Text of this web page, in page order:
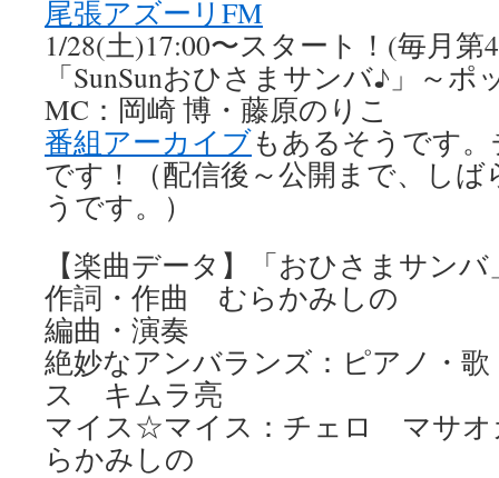
尾張アズーリFM
1/28(土)17:00〜スタート！(毎月第
「SunSunおひさまサンバ♪」～ポ
MC：岡崎 博・藤原のりこ
番組アーカイブもあるそうです
です！（配信後～公開まで、し
うです。）
【楽曲データ】「おひさまサンバ
作詞・作曲 むらかみしの
編曲・演奏
絶妙なアンバランズ：ピアノ・
ス キムラ亮
マイス☆マイス：チェロ マサ
らかみしの